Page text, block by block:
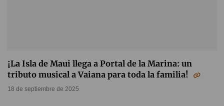
¡La Isla de Maui llega a Portal de la Marina: un
tributo musical a Vaiana para toda la familia!
18 de septiembre de 2025